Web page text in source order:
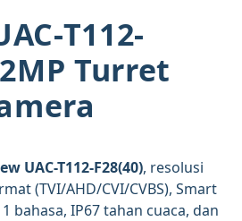
T112-
Turret
UAC-T112-F28(40), resolusi
(TVI/AHD/CVI/CVBS), Smart
bahasa, IP67 tahan cuaca, dan